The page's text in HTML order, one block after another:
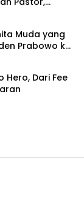
Muda yang
Prabowo ke
Hero, Dari Fee